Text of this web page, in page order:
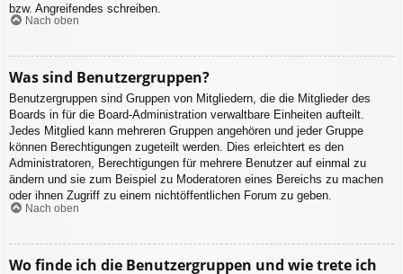
bzw. Angreifendes schreiben.
Nach oben
Was sind Benutzergruppen?
Benutzergruppen sind Gruppen von Mitgliedern, die die Mitglieder des
Boards in für die Board-Administration verwaltbare Einheiten aufteilt.
Jedes Mitglied kann mehreren Gruppen angehören und jeder Gruppe
können Berechtigungen zugeteilt werden. Dies erleichtert es den
Administratoren, Berechtigungen für mehrere Benutzer auf einmal zu
ändern und sie zum Beispiel zu Moderatoren eines Bereichs zu machen
oder ihnen Zugriff zu einem nichtöffentlichen Forum zu geben.
Nach oben
Wo finde ich die Benutzergruppen und wie trete ich